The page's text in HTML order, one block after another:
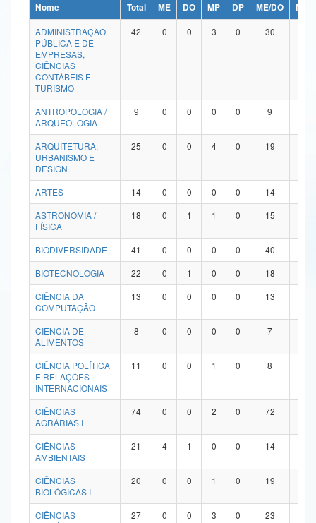
Ministério da Ciência, Tecnologia, Inovações e Comunicações
Ministério do Meio Ambiente
Ministério do Turismo
Ministério do Desenvolvimento Regional
Controladoria-Geral da União
Ministério da Mulher, da Família e dos Direitos Humanos
Secretaria de Governo
Advocacia-Geral da União
Banco Central do Brasil
Nome Total ME DO MP DP ME/DO
MP/
ADMINISTRAÇÃO
PÚBLICA E DE
EMPRESAS,
CIÊNCIAS
CONTÁBEIS E
TURISMO
42 0 0 3 0 30
ANTROPOLOGIA /
ARQUEOLOGIA
9 0 0 0 0 9
ARQUITETURA,
URBANISMO E
DESIGN
25 0 0 4 0 19
ARTES 14 0 0 0 0 14
ASTRONOMIA /
FÍSICA
18 0 1 1 0 15
BIODIVERSIDADE 41 0 0 0 0 40
BIOTECNOLOGIA
22 0 1 0 0 18
CIÊNCIA DA
COMPUTAÇÃO
13 0 0 0 0 13
CIÊNCIA DE
ALIMENTOS
8 0 0 0 0 7
CIÊNCIA POLÍTICA
E RELAÇÕES
INTERNACIONAIS
11 0 0 1 0 8
CIÊNCIAS
AGRÁRIAS I
74 0 0 2 0 72
CIÊNCIAS
AMBIENTAIS
21 4 1 0 0 14
CIÊNCIAS
BIOLÓGICAS I
20 0 0 1 0 19
CIÊNCIAS
27 0 0 3 0 23